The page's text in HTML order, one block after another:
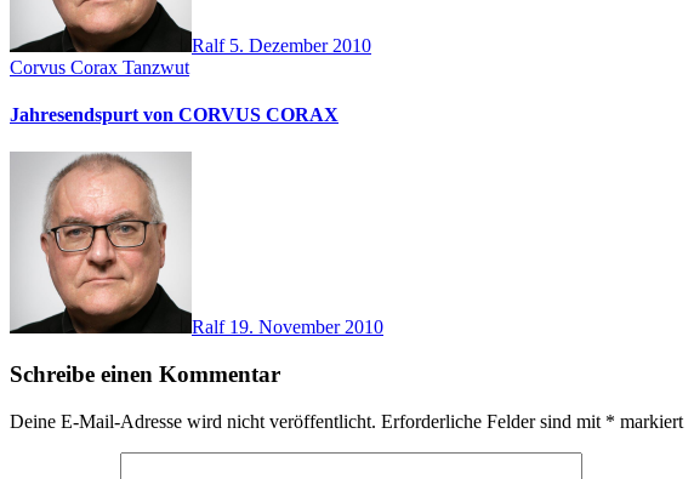
Ralf 5. Dezember 2010
Corvus Corax Tanzwut
Jahresendspurt von CORVUS CORAX
Ralf 19. November 2010
Schreibe einen Kommentar
Deine E-Mail-Adresse wird nicht veröffentlicht. Erforderliche Felder sind mit * markiert